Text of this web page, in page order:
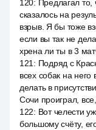
120: Предлагал то,
сказалось на
взрыв. Я бы тоже
если вы так не
хрена ли ты в 3
121 : Подряд с
всех собак на
делать в
Сочи проиграл,
122: Вот челести
большому счёту,